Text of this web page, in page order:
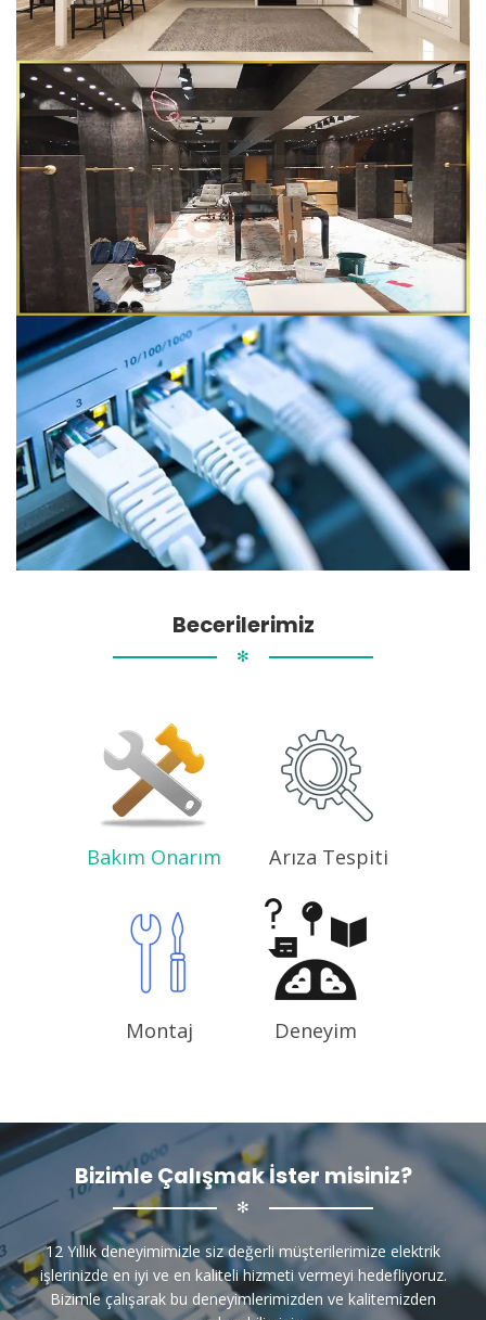
Becerilerimiz
✻
Bakım Onarım Arıza Tespiti
Montaj Deneyim
Bizimle Çalışmak İster misiniz?
✻
12 Yıllık deneyimimizle siz değerli müşterilerimize elektrik
işlerinizde en iyi ve en kaliteli hizmeti vermeyi hedefliyoruz.
Bizimle çalışarak bu deneyimlerimizden ve kalitemizden